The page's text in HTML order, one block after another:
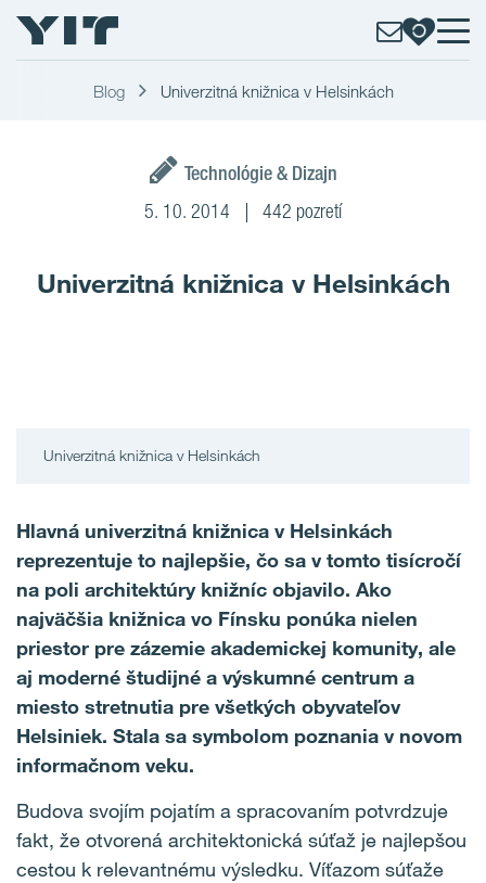
Blog Univerzitná knižnica v Helsinkách
Technológie & Dizajn
5. 10. 2014 442 pozretí
Univerzitná knižnica v Helsinkách
Univerzitná knižnica v Helsinkách
Hlavná univerzitná knižnica v Helsinkách
reprezentuje to najlepšie, čo sa v tomto tisícročí
na poli architektúry knižníc objavilo. Ako
najväčšia knižnica vo Fínsku ponúka nielen
priestor pre zázemie akademickej komunity, ale
aj moderné študijné a výskumné centrum a
miesto stretnutia pre všetkých obyvateľov
Helsiniek. Stala sa symbolom poznania v novom
informačnom veku.
Budova svojím pojatím a spracovaním potvrdzuje
fakt, že otvorená architektonická súťaž je najlepšou
cestou k relevantnému výsledku. Víťazom súťaže